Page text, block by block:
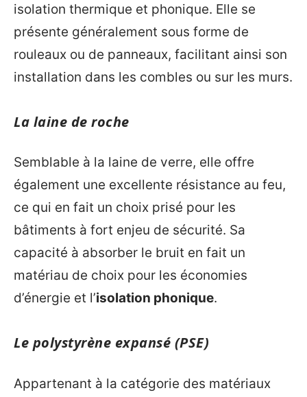
isolation thermique et phonique. Elle se
présente généralement sous forme de
rouleaux ou de panneaux, facilitant ainsi son
installation dans les combles ou sur les murs.
La laine de roche
Semblable à la laine de verre, elle offre
également une excellente résistance au feu,
ce qui en fait un choix prisé pour les
bâtiments à fort enjeu de sécurité. Sa
capacité à absorber le bruit en fait un
matériau de choix pour les économies
d’énergie et l’isolation phonique.
Le polystyrène expansé (PSE)
Appartenant à la catégorie des matériaux